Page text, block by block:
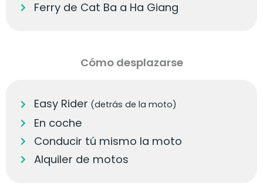
Ferry de Cat Ba a Ha Giang
Cómo desplazarse
Easy Rider (detrás de la moto)
En coche
Conducir tú mismo la moto
Alquiler de motos